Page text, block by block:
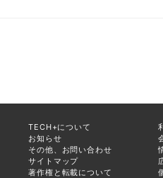
TECH+について
お知らせ
その他、お問い合わせ
サイトマップ
著作権と転載について